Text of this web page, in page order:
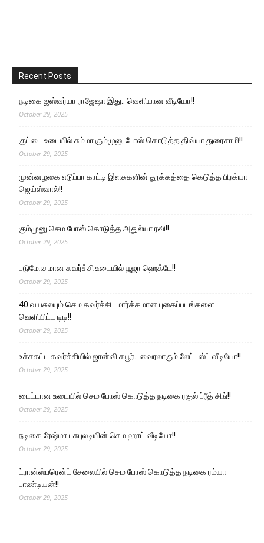
Recent Posts
நடிகை ஐஸ்வர்யா ராஜேஷா இது.. வெளியான வீடியோ!!
October 29, 2025
குட்டை உடையில் சும்மா கும்முனு போஸ் கொடுத்த திவ்யா துரைசாமி!!
October 29, 2025
முன்னழகை எடுப்பா காட்டி இளசுகளின் தூக்கத்தை கெடுத்த பிரக்யா
ஜெய்ஸ்வால்!!
October 29, 2025
கும்முனு செம போஸ் கொடுத்த அதுல்யா ரவி!!
October 29, 2025
படுமோசமான கவர்ச்சி உடையில் பூஜா ஹெக்டே!!
October 29, 2025
40 வயசுலயும் செம கவர்ச்சி : மார்க்கமான புகைப்படங்களை
வெளியிட்ட டிடி!!
October 29, 2025
உச்சகட்ட கவர்ச்சியில் ஜான்வி கபூர்.. வைரலாகும் லேட்டஸ்ட் வீடியோ!!
October 29, 2025
டைட்டான உடையில் செம போஸ் கொடுத்த நடிகை ரகுல் ப்ரீத் சிங்!!
October 29, 2025
நடிகை ரேஷ்மா பசுபுலடியின் செம ஹாட் வீடியோ!!
October 29, 2025
ட்ரான்ஸ்பரென்ட் சேலையில் செம போஸ் கொடுத்த நடிகை ரம்யா
பாண்டியன்!!
October 29, 2025